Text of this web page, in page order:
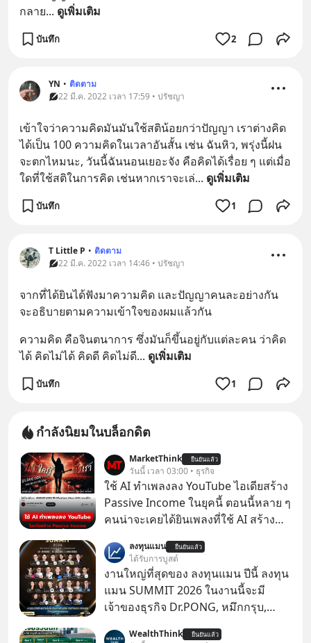
กลาย... ดูเพิ่มเติม
บันทึก 2
YN • ติดตาม
22 มี.ค. 2022 เวลา 17:59 • ปรัชญา
เข้าใจว่าความคิดมันมันใช้สติน้อยกว่าปัญญา เราต่างคิด
ได้เป็น 100 ความคิดในเวลาอันสั้น เช่น ฉันหิว, พรุ่งนี้ฝน
จะตกไหมนะ, วันนี้ฉันนอนเยอะจัง คือคิดได้เรื่อย ๆ แต่เมื่อ
ใดที่ใช้สติในการคิด เช่นหากเราจะเล่... ดูเพิ่มเติม
บันทึก 1
T Little P • ติดตาม
22 มี.ค. 2022 เวลา 14:46 • ปรัชญา
จากที่ได้ยินได้ฟังมาความคิด และปัญญาคนละอย่างกัน
จะอธิบายตามความเข้าใจของผมแล้วกัน
ความคิด คือจินตนาการ ซึ่งมันก็ขึ้นอยู่กับแต่ละคน ว่าคิด
ได้ คิดไม่ได้ คิดดี คิดไม่ดี... ดูเพิ่มเติม
บันทึก 1
กำลังนิยมในบล็อกดิต
MarketThink ยืนยันแล้ว
วันนี้ เวลา 03:00 • ธุรกิจ
ใช้ AI ทำเพลงลง YouTube ไอเดียสร้าง
Passive Income ในยุคนี้ ตอนนี้หลาย ๆ
คนน่าจะเคยได้ยินเพลงที่ใช้ AI สร้าง
รู้ตัวเรา” จากช่องชื่อว่า UNHEARD
MUSIC ที่ตอนนี้มียอดรับชมกว่า 26
ล้านครั้งแล้ว
ลงทุนแมน ยืนยันแล้ว
ได้รับการบูสต์
งานใหญ่ที่สุดของ ลงทุนแมน ปีนี้ ลงทุน
แมน SUMMIT 2026 ในงานนี้จะมี
เจ้าของธุรกิจ Dr.PONG, หมึกกรุบ,
WealthThink ยืนยันแล้ว